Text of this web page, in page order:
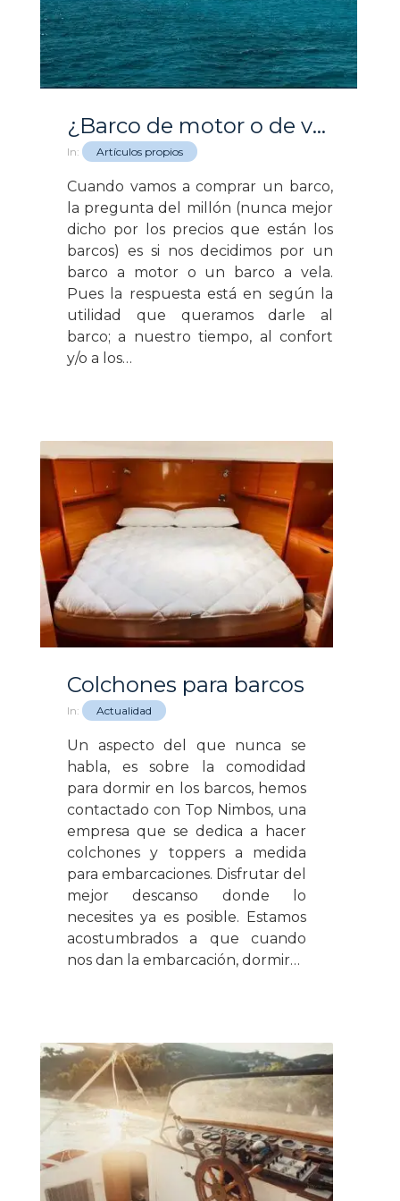
¿Barco de motor o de vela?
In: Artículos propios
Cuando vamos a comprar un barco,
la pregunta del millón (nunca mejor
dicho por los precios que están los
barcos) es si nos decidimos por un
barco a motor o un barco a vela.
Pues la respuesta está en según la
utilidad que queramos darle al
barco; a nuestro tiempo, al confort
y/o a los…
Colchones para barcos
In: Actualidad
Un aspecto del que nunca se
habla, es sobre la comodidad
para dormir en los barcos, hemos
contactado con Top Nimbos, una
empresa que se dedica a hacer
colchones y toppers a medida
para embarcaciones. Disfrutar del
mejor descanso donde lo
necesites ya es posible. Estamos
acostumbrados a que cuando
nos dan la embarcación, dormir…